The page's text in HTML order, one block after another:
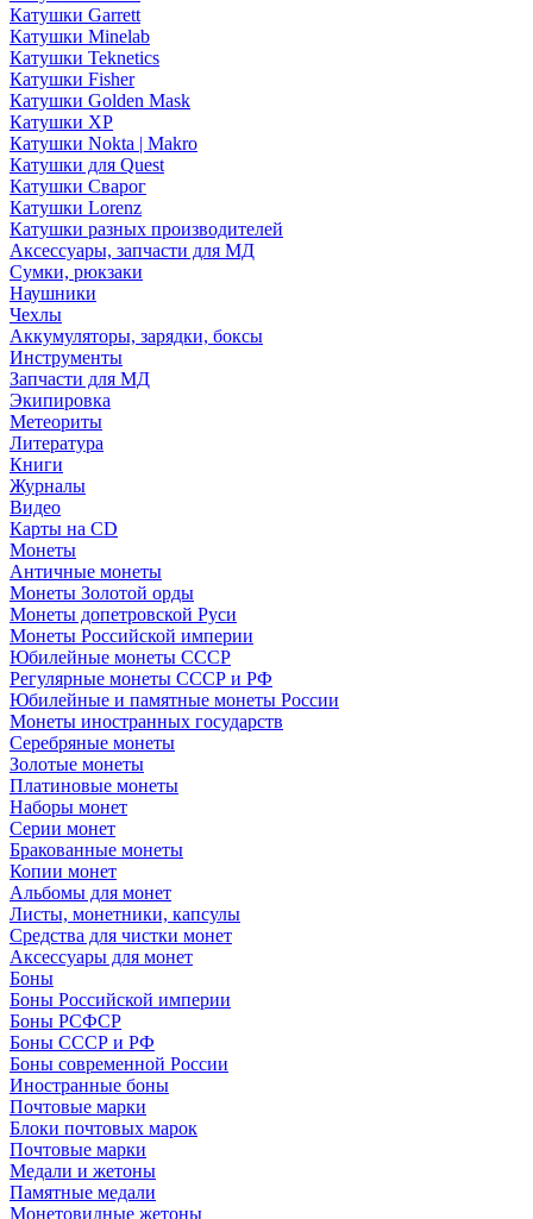
Катушки Garrett
Катушки Minelab
Катушки Teknetics
Катушки Fisher
Катушки Golden Mask
Катушки XP
Катушки Nokta | Makro
Катушки для Quest
Катушки Сварог
Катушки Lorenz
Катушки разных производителей
Аксессуары, запчасти для МД
Сумки, рюкзаки
Наушники
Чехлы
Аккумуляторы, зарядки, боксы
Инструменты
Запчасти для МД
Экипировка
Метеориты
Литература
Книги
Журналы
Видео
Карты на CD
Монеты
Античные монеты
Монеты Золотой орды
Монеты допетровской Руси
Монеты Российской империи
Юбилейные монеты СССР
Регулярные монеты СССР и РФ
Юбилейные и памятные монеты России
Монеты иностранных государств
Серебряные монеты
Золотые монеты
Платиновые монеты
Наборы монет
Серии монет
Бракованные монеты
Копии монет
Альбомы для монет
Листы, монетники, капсулы
Средства для чистки монет
Аксессуары для монет
Боны
Боны Российской империи
Боны РСФСР
Боны СССР и РФ
Боны современной России
Иностранные боны
Почтовые марки
Блоки почтовых марок
Почтовые марки
Медали и жетоны
Памятные медали
Монетовидные жетоны